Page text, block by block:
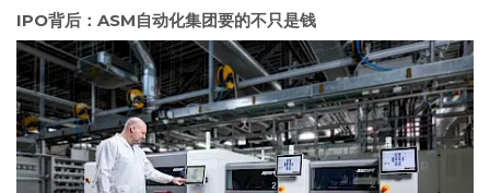
IPO背后：ASM自动化集团要的不只是钱